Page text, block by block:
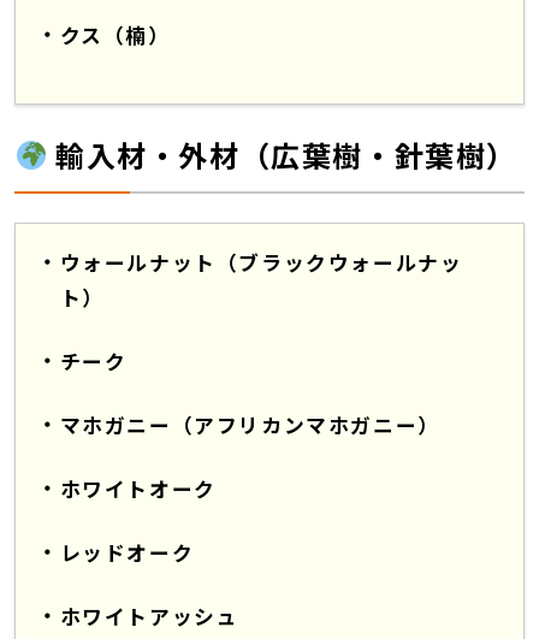
クス（楠）
輸入材・外材（広葉樹・針葉樹）
ウォールナット（ブラックウォールナッ
ト）
チーク
マホガニー（アフリカンマホガニー）
ホワイトオーク
レッドオーク
ホワイトアッシュ